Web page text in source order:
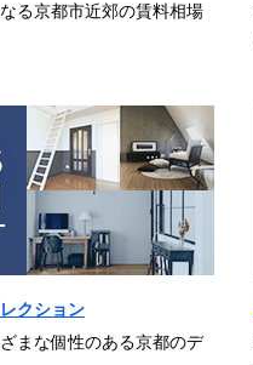
る京都市近郊の賃料相場
クション
まな個性のある京都のデ